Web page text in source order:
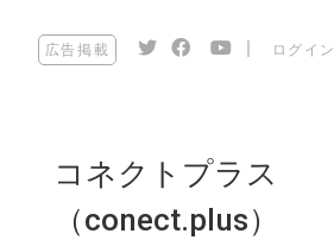
広告掲載 ログイン
コネクトプラス
（conect.plus）